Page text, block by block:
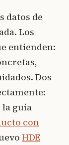
datos de
Los
entienden:
Dos
la guía
con
HDE